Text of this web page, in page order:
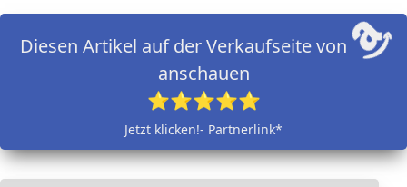
Diesen Artikel auf der Verkaufseite von
anschauen
⭐⭐⭐⭐⭐
Jetzt klicken!- Partnerlink*